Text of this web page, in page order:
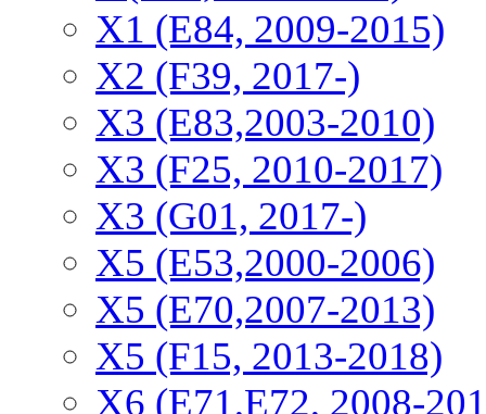
X1 (E84, 2009-2015)
Х2 (F39, 2017-)
X3 (E83,2003-2010)
X3 (F25, 2010-2017)
X3 (G01, 2017-)
X5 (E53,2000-2006)
X5 (E70,2007-2013)
X5 (F15, 2013-2018)
X6 (E71,E72, 2008-